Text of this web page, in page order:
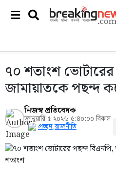
৭০ শতাংশ
জামায়াতকে পছন্দ
নিজস্ব প্রতিবেদক
জানুয়ারি ৫ ২০২৬ ৫:৪০:০০ বিকাল
প্রচ্ছদ,রাজনীতি